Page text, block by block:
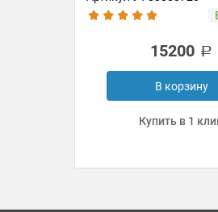
15200
В корзину
Купить в 1